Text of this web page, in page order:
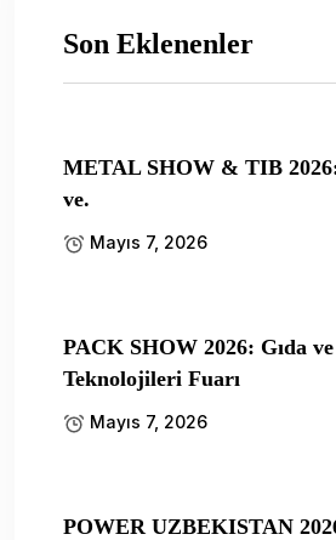
Son Eklenenler
METAL SHOW & TIB
ve.
Mayıs 7, 2026
PACK SHOW 2026: Gıda ve
Teknolojileri Fuarı
Mayıs 7, 2026
POWER UZBEKISTAN